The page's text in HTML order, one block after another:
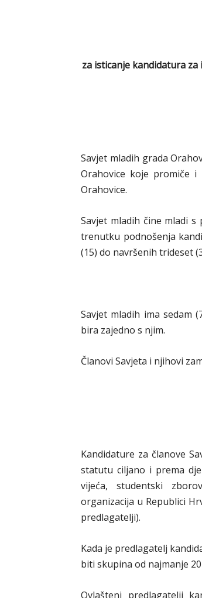
za isticanje kandidatura
Savjet mladih grada
Orahovice koje promiče
Orahovice.
Savjet mladih čine mladi
trenutku podnošenja
(15) do navršenih trideset
Savjet mladih ima sedam
bira zajedno s njim.
Članovi Savjeta i njihovi
Kandidature za članove
statutu ciljano i prema
vijeća, studentski
organizacija u Republici
predlagatelji).
Kada je predlagatelj
biti skupina od najmanje
Ovlašteni predlagatelji